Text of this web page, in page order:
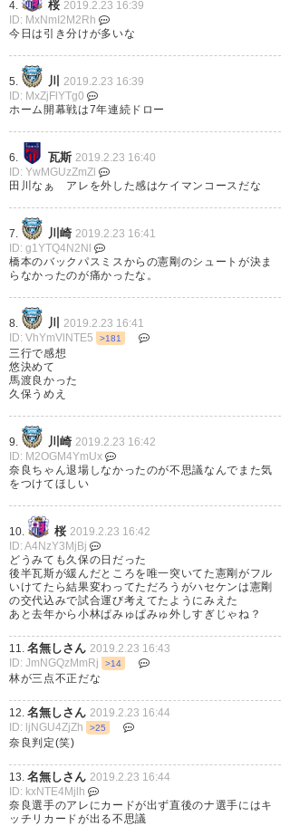
ローで終了。フロンターレ試合
を支配して攻め込み続けるもつ
いに東京ゴールを揺らせず。小
林悠何発打ったことだろう。勝
ちたかった試合だったな残念。
#frontale
— OLIVEきんきち（オリーベき
んきち） (olivekinkichi)2019, 2
月 23
ダミアン活かせないし空回り。
マギーニョはちょっとまだ時間
が必要。 #frontale
— レオさん (leo_momohiki)
2019, 2月 23
昨年王者から貴重な勝ち点1獲
得。 #fctokyo
— さ！め！をた！
(same_wota_br)2019, 2月 23
点入らなかったー。 ホーム開幕
戦、なかなか勝てないねえ。負
けてもないけど。 #frontale
https://t.co/IStMWzhxcu
4. 桜 2019.2.23 16:39
ID: MxNmI2M2Rh
今日は引き分けが多いな
5. 川
2019.2.23 16:39
ID: MxZjFlYTg0
ホーム開幕戦は7年連続ドロー
6. 瓦斯 2019.2.23 16:40
ID: YwMGUzZmZl
田川なぁ アレを外した感はケイマンコースだな
7. 川崎 2019.2.23 16:41
ID: g1YTQ4N2Nl
橋本のバックパスミスからの憲剛のシュートが決ま
らなかったのが痛かったな。
8. 川
2019.2.23 16:41
ID: VhYmVlNTE5
>181
三行で感想
悠決めて
馬渡良かった
久保うめえ
9. 川崎 2019.2.23 16:42
ID: M2OGM4YmUx
奈良ちゃん退場しなかったのが不思議なんでまた気
をつけてほしい
10. 桜 2019.2.23 16:42
ID: A4NzY3MjBj
どうみても久保の日だった
後半瓦斯が緩んだところを唯一突いてた憲剛がフル
いけてたら結果変わってただろうがハセケンは憲剛
の交代込みで試合運び考えてたようにみえた
あと去年から小林ぱみゅぱみゅ外しすぎじゃね？
11. 名無しさん 2019.2.23 16:43
ID: JmNGQzMmRj
>14
林が三点不正だな
12. 名無しさん 2019.2.23 16:44
ID: ljNGU4ZjZh
>25
奈良判定(笑)
13. 名無しさん 2019.2.23 16:44
ID: kxNTE4Mjlh
奈良選手のアレにカードが出ず直後のナ選手にはキ
ッチリカードが出る不思議